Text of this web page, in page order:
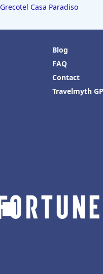
Grecotel Casa Paradiso
Blog
FAQ
Contact
Travelmyth